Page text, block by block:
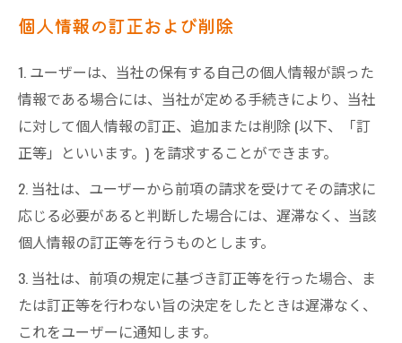
個人情報の訂正および削除
1. ユーザーは、当社の保有する自己の個人情報が誤った
情報である場合には、当社が定める手続きにより、当社
に対して個人情報の訂正、追加または削除 (以下、「訂
正等」といいます。) を請求することができます。
2. 当社は、ユーザーから前項の請求を受けてその請求に
応じる必要があると判断した場合には、遅滞なく、当該
個人情報の訂正等を行うものとします。
3. 当社は、前項の規定に基づき訂正等を行った場合、ま
たは訂正等を行わない旨の決定をしたときは遅滞なく、
これをユーザーに通知します。